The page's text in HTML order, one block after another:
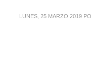
LUNES, 25 MARZO 2019